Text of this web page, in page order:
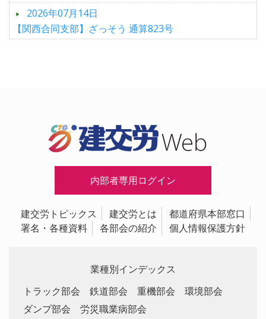
2026年07月14日
【関西合同支部】ざっそう 通算823号
内部者専用ログイン
建交労トピックス 建交労とは
都道府県本部窓口
署名・各種資料
各部会の紹介 個人情報保護方針
業種別インデックス
トラック部会
鉄道部会 重機部会
環境部会
ダンプ部会
労災職業病部会